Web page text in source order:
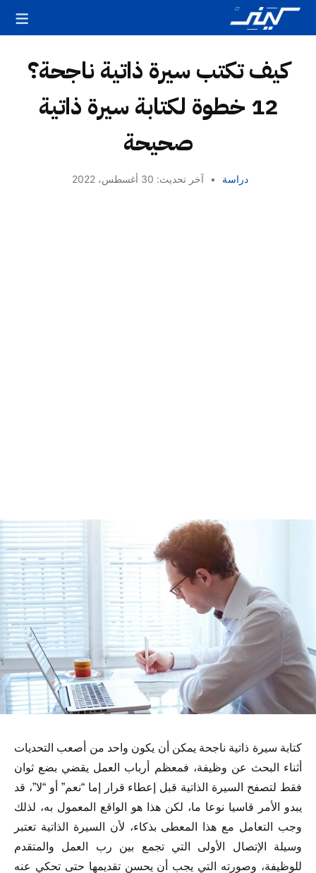
كيف تكتب سيرة ذاتية ناجحة؟
12 خطوة لكتابة سيرة ذاتية
صحيحة
دراسة • آخر تحديث: 30 أغسطس، 2022
كتابة سيرة ذاتية ناجحة يمكن أن يكون واحد من أصعب التحديات
أثناء البحث عن وظيفة، فمعظم أرباب العمل يقضي بضع ثوان
فقط لتصفح السيرة الذاتية قبل إعطاء قرار إما “نعم” أو “لا”، قد
يبدو الأمر قاسيا نوعا ما، لكن هذا هو الواقع المعمول به، لذلك
وجب التعامل مع هذا المعطى بذكاء، لأن السيرة الذاتية تعتبر
وسيلة الإتصال الأولى التي تجمع بين رب العمل والمتقدم
للوظيفة، وصورته التي يجب أن يحسن تقديمها حتى تحكي عنه